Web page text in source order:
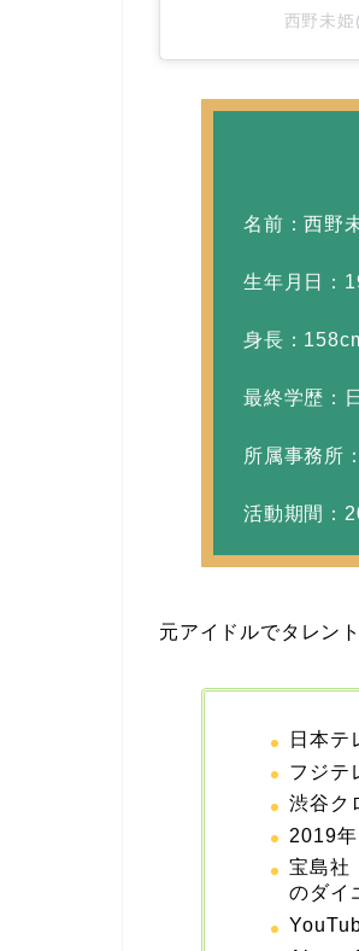
西野未
名前：西野
生年月日：
身長：
最終学歴：
所属事務所
活動期間：
元アイドルでタレン
日本テ
フジテ
渋谷ク
2019
宝島社
のダイ